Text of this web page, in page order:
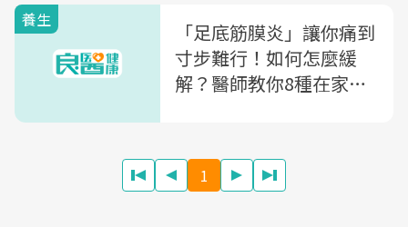
養生
「足底筋膜炎」讓你痛到
寸步難行！如何怎麼緩
解？醫師教你8種在家就
1